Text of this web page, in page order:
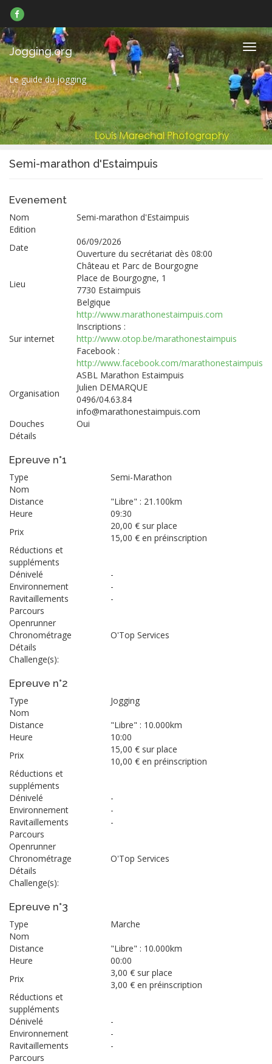
sur
Facebook
Jogging.org
Le guide du jogging
Semi-marathon d'Estaimpuis
Evenement
Nom
Semi-marathon d'Estaimpuis
Edition
Date
06/09/2026
Ouverture du secrétariat dès 08:00
Lieu
Château et Parc de Bourgogne
Place de Bourgogne, 1
7730 Estaimpuis
Belgique
Sur internet
http://www.marathonestaimpuis.com
Inscriptions :
http://www.otop.be/marathonestaimpuis
Facebook :
http://www.facebook.com/marathonestaimpuis
Organisation
ASBL Marathon Estaimpuis
Julien DEMARQUE
0496/04.63.84
info@marathonestaimpuis.com
Douches
Oui
Détails
Epreuve n°1
Type
Semi-Marathon
Nom
Distance
"Libre" : 21.100km
Heure
09:30
Prix
20,00 € sur place
15,00 € en préinscription
Réductions et
suppléments
Dénivelé
-
Environnement
-
Ravitaillements
-
Parcours
Openrunner
Chronométrage
O'Top Services
Détails
Challenge(s):
Epreuve n°2
Type
Jogging
Nom
Distance
"Libre" : 10.000km
Heure
10:00
Prix
15,00 € sur place
10,00 € en préinscription
Réductions et
suppléments
Dénivelé
-
Environnement
-
Ravitaillements
-
Parcours
Openrunner
Chronométrage
O'Top Services
Détails
Challenge(s):
Epreuve n°3
Type
Marche
Nom
Distance
"Libre" : 10.000km
Heure
00:00
Prix
3,00 € sur place
3,00 € en préinscription
Réductions et
suppléments
Dénivelé
-
Environnement
-
Ravitaillements
-
Parcours